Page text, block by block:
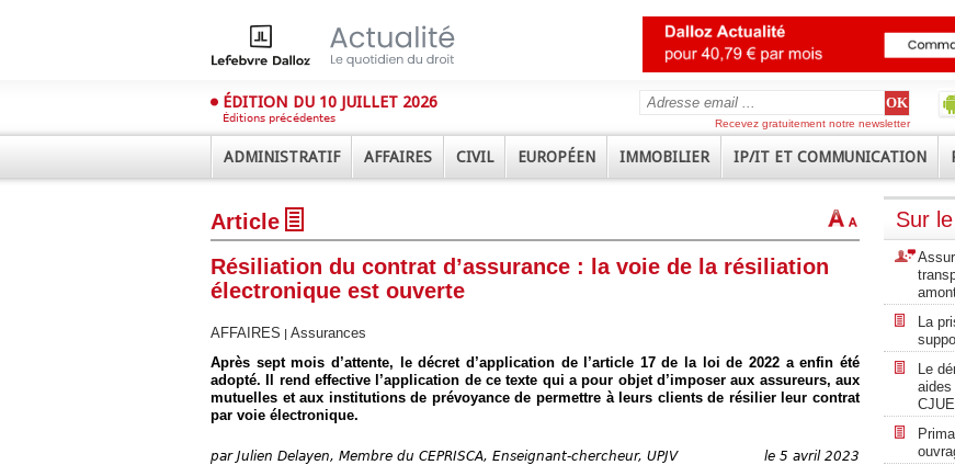
ÉDITION DU 10 JUILLET 2026
Éditions précédentes Recevez gratuitement notre newsletter
ADMINISTRATIF AFFAIRES CIVIL EUROPÉEN IMMOBILIER IP/IT ET COMMUNICATION
Article
Résiliation du contrat d’assurance : la voie de la résiliation
électronique est ouverte
AFFAIRES
Assurances
Après sept mois d’attente, le décret d’application de l’article 17 de la loi de 2022 a enfin été
adopté. Il rend effective l’application de ce texte qui a pour objet d’imposer aux assureurs, aux
mutuelles et aux institutions de prévoyance de permettre à leurs clients de résilier leur contrat
par voie électronique.
par Julien Delayen, Membre du CEPRISCA, Enseignant-chercheur, UPJV le 5 avril 2023
Sur
La
Le
aides
CJUE